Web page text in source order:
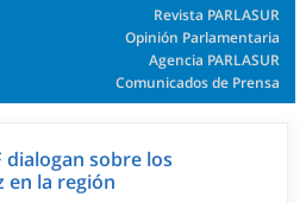
Revista PARLASUR
Opinión Parlamentaria
Agencia PARLASUR
Comunicados de Prensa
dialogan sobre los
en la región